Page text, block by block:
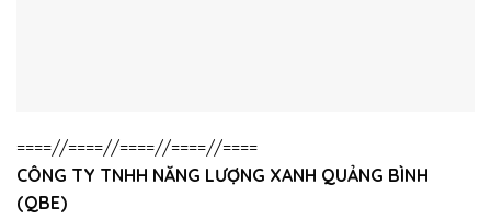
====//====//====//====//====
CÔNG TY TNHH NĂNG LƯỢNG XANH QUẢNG BÌNH
(QBE)